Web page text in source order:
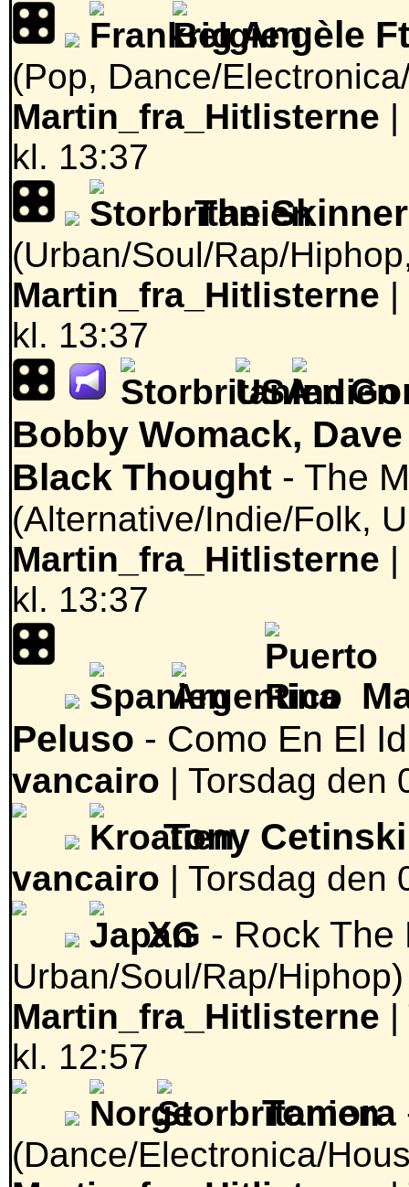
Angèle
(Pop, Dance/
Martin_fra_Hitlisterne |
kl. 13:37
The
(Urban/Soul/Rap/
Martin_fra_Hitlisterne |
kl. 13:37
Bobby Womack,
Black Thought - The
(Alternative/Indie/Folk,
Martin_fra_Hitlisterne |
kl. 13:37
Peluso - Como En El
vancairo | Torsdag den
Tony Cetinski
vancairo | Torsdag den
XG - Rock
Urban/Soul/Rap/Hiphop)
Martin_fra_Hitlisterne |
kl. 12:57
Tomora
(Dance/Electronica/